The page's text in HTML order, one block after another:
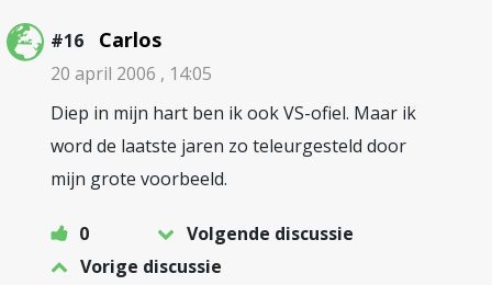
#16 Carlos
20 april 2006 , 14:05
Diep in mijn hart ben ik ook VS-ofiel. Maar ik
word de laatste jaren zo teleurgesteld door
mijn grote voorbeeld.
0
Volgende discussie
Vorige discussie